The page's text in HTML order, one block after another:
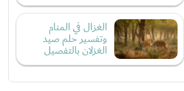
الغزال في المنام
وتفسير حلم صيد
الغزلان بالتفصيل